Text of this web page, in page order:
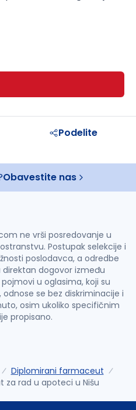
Podelite
Obavestite nas
ne vrši posredovanje u
Postupak selekcije i
poslodavca, a odredbe
dogovor između
u oglasima, koji su
se bez diskriminacije i
osim ukoliko specifičnim
propisano.
Diplomirani farmaceut
rad u apoteci u Nišu